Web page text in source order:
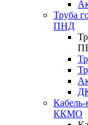
Труба
ПНД
ККМО